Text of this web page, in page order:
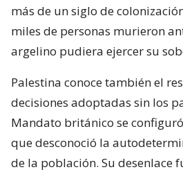
más de un siglo de
miles de personas murieron
argelino pudiera ejercer su
Palestina conoce también el
decisiones adoptadas sin los
Mandato británico se
que desconoció la
de la población. Su desenlace